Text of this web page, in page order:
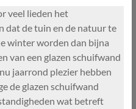
veel lieden het
dat de tuin en de natuur te
winter worden dan bijna
van een glazen schuifwand
jaarrond plezier hebben
de glazen schuifwand
wat betreft